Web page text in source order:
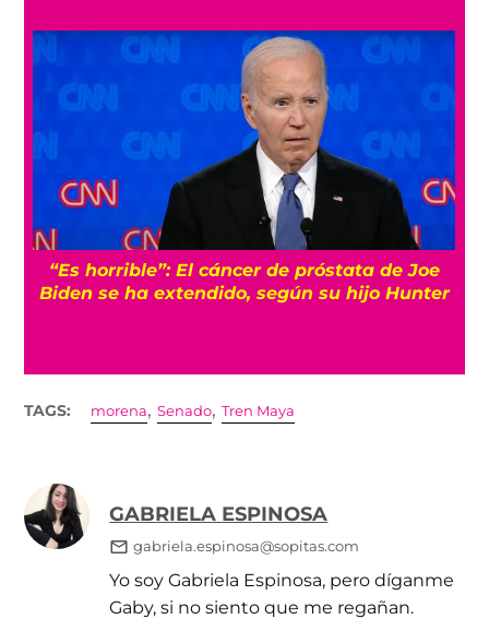
“Es horrible”: El cáncer de próstata de Joe
Biden se ha extendido, según su hijo Hunter
TAGS: morena,Senado,Tren Maya
GABRIELA ESPINOSA
gabriela.espinosa@sopitas.com
Yo soy Gabriela Espinosa, pero díganme
Gaby, si no siento que me regañan.